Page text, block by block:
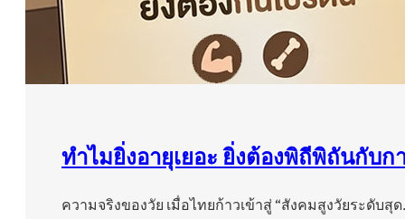
ทำไมยิ่งอายุเยอะ ยิ่งต้องพิถีพิถันกับ
ความจริงของวัย เมื่อไทยก้าวเข้าสู่ “สังคมสูงวัยระดับสุ